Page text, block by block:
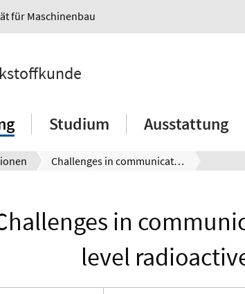
für Maschinenbau
Studium Ausstattung
Challenges in communicating the future of high-level radioactive waste disposal
in
level